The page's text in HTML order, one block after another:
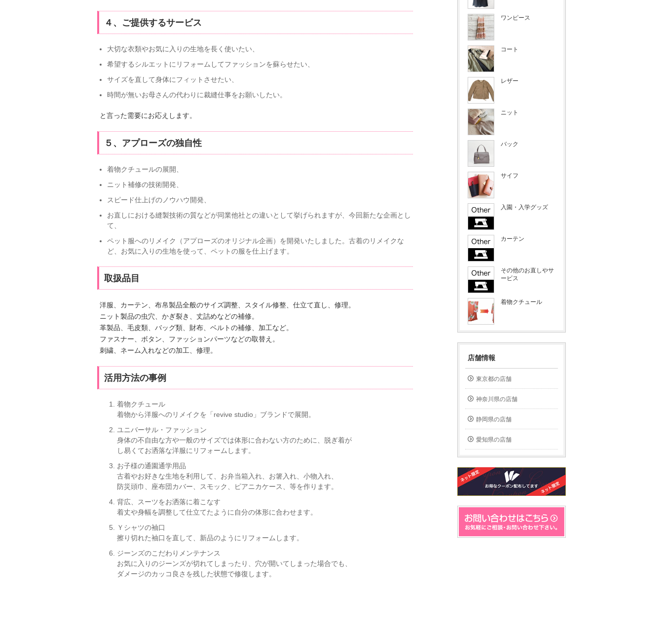
４、ご提供するサービス
大切な衣類やお気に入りの生地を長く使いたい、
希望するシルエットにリフォームしてファッションを蘇らせたい、
サイズを直して身体にフィットさせたい、
時間が無いお母さんの代わりに裁縫仕事をお願いしたい。
と言った需要にお応えします。
５、アプローズの独自性
着物クチュールの展開、
ニット補修の技術開発、
スピード仕上げのノウハウ開発、
お直しにおける縫製技術の質などが同業他社との違いとして挙げられますが、今回新たな企画とし
て、
ペット服へのリメイク（アプローズのオリジナル企画）を開発いたしました。古着のリメイクな
ど、お気に入りの生地を使って、ペットの服を仕上げます。
取扱品目
洋服、カーテン、布帛製品全般のサイズ調整、スタイル修整、仕立て直し、修理。
ニット製品の虫穴、かぎ裂き、丈詰めなどの補修。
革製品、毛皮類、バッグ類、財布、ベルトの補修、加工など。
ファスナー、ボタン、ファッションパーツなどの取替え。
刺繍、ネーム入れなどの加工、修理。
活用方法の事例
着物クチュール
着物から洋服へのリメイクを「revive studio」ブランドで展開。
ユニバーサル・ファッション
身体の不自由な方や一般のサイズでは体形に合わない方のために、脱ぎ着が
し易くてお洒落な洋服にリフォームします。
お子様の通園通学用品
古着やお好きな生地を利用して、お弁当箱入れ、お箸入れ、小物入れ、
防災頭巾、座布団カバー、スモック、ピアニカケース、等を作ります。
背広、スーツをお洒落に着こなす
着丈や身幅を調整して仕立てたように自分の体形に合わせます。
Ｙシャツの袖口
擦り切れた袖口を直して、新品のようにリフォームします。
ジーンズのこだわりメンテナンス
お気に入りのジーンズが切れてしまったり、穴が開いてしまった場合でも、
ダメージのカッコ良さを残した状態で修復します。
ワンピース
コート
レザー
ニット
バック
サイフ
入園・入学グッズ
カーテン
その他のお直しやサ
ービス
着物クチュール
店舗情報
東京都の店舗
神奈川県の店舗
静岡県の店舗
愛知県の店舗